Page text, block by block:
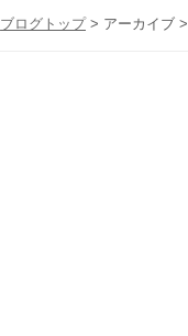
ブログトップ> アーカイブ >